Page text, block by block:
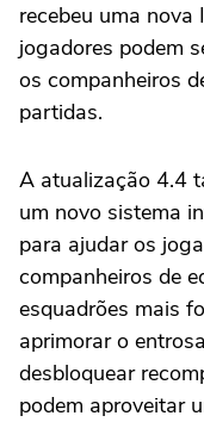
recebeu uma nova
jogadores podem
os companheiros
partidas.
A atualização 4.4
um novo sistema
para ajudar os
companheiros de
esquadrões mais
aprimorar o
desbloquear
podem aproveitar